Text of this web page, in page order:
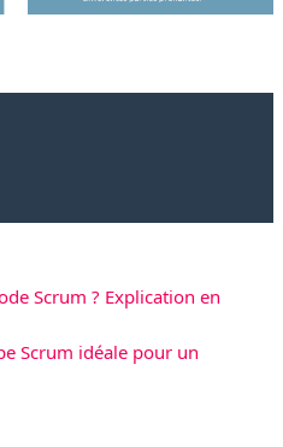
Scrum ? Explication en
Scrum idéale pour un